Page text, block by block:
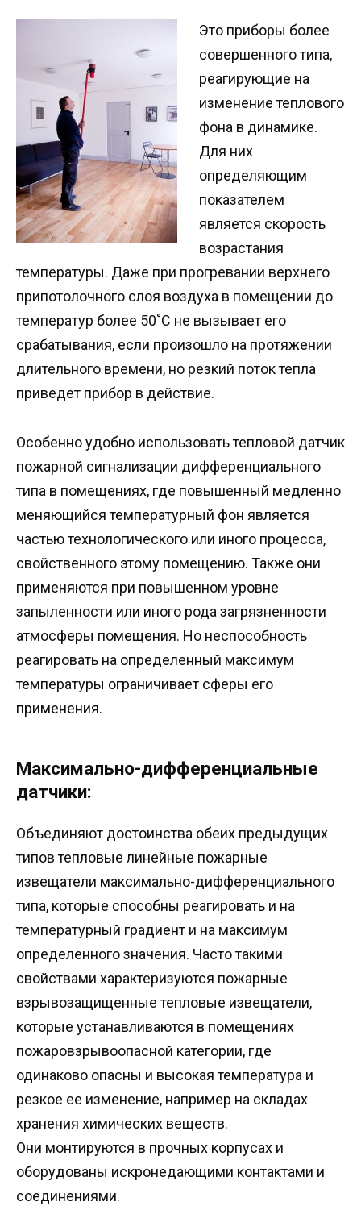
Это приборы более
совершенного типа,
реагирующие на
изменение теплового
фона в динамике.
Для них
определяющим
показателем
является скорость
возрастания
температуры. Даже при прогревании верхнего
припотолочного слоя воздуха в помещении до
температур более 50˚С не вызывает его
срабатывания, если произошло на протяжении
длительного времени, но резкий поток тепла
приведет прибор в действие.
Особенно удобно использовать тепловой датчик
пожарной сигнализации дифференциального
типа в помещениях, где повышенный медленно
меняющийся температурный фон является
частью технологического или иного процесса,
свойственного этому помещению. Также они
применяются при повышенном уровне
запыленности или иного рода загрязненности
атмосферы помещения. Но неспособность
реагировать на определенный максимум
температуры ограничивает сферы его
применения.
Максимально-дифференциальные
датчики:
Объединяют достоинства обеих предыдущих
типов тепловые линейные пожарные
извещатели максимально-дифференциального
типа, которые способны реагировать и на
температурный градиент и на максимум
определенного значения. Часто такими
свойствами характеризуются пожарные
взрывозащищенные тепловые извещатели,
которые устанавливаются в помещениях
пожаровзрывоопасной категории, где
одинаково опасны и высокая температура и
резкое ее изменение, например на складах
хранения химических веществ.
Они монтируются в прочных корпусах и
оборудованы искронедающими контактами и
соединениями.